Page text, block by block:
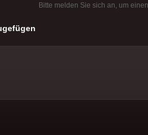
Bitte melden Sie sich an, um